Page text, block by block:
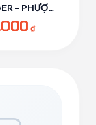
- PHƯỢT
₫